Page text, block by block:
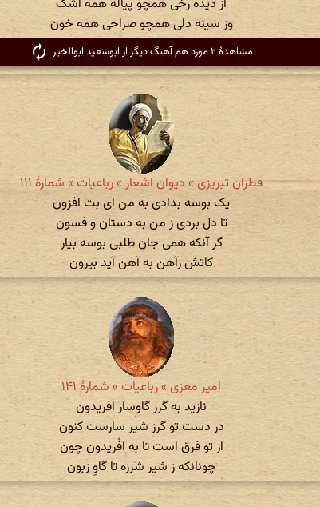
از دیده رخی همچو پیاله همه اشک
وز سینه دلی همچو صراحی همه خون
مشاهدهٔ ۲ مورد هم آهنگ دیگر از ابوسعید ابوالخیر
قطران تبریزی » دیوان اشعار » رباعیات » شمارهٔ ۱۱۱
یک بوسه بدادی به من ای بت افزون
تا دل بردی ز من به دستان و فسون
گر آنکه همی جان طلبی بوسه بیار
کاتش زآهن به آهن آید بیرون
امیر معزی » رباعیات » شمارهٔ ۱۴۱
نازید به گرز گاوسار افریدون
در دست تو گرز شیر سارست کنون
از تو فرق است تا به افْریدون چون
چونانکه ز شیر شرزه تا گاوِ زبون